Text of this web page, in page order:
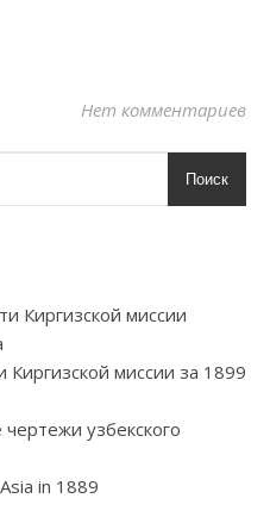
Нет комментариев
Поиск
Киргизской миссии
миссии за 1899
узбекского
in 1889